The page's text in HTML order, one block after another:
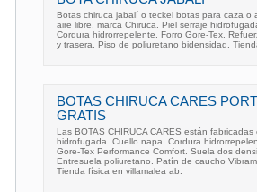
Botas chiruca jabalí o teckel botas para caza o
aire libre, marca Chiruca. Piel serraje
Cordura hidrorrepelente. Forro Gore-Tex.
y trasera. Piso de poliuretano bidensidad.
BOTAS CHIRUCA CARES
GRATIS
Las BOTAS CHIRUCA CARES están
hidrofugada. Cuello napa. Cordura
Gore-Tex Performance Comfort. Suela dos
Entresuela poliuretano. Patín de caucho Vibram
Tienda física en villamalea ab.